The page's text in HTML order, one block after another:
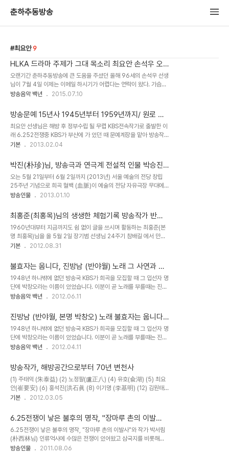
춘하추동방송
최요안 9
HLKA 드라마 주제가 그대 목소리 최요안 손석우 오
사라 1959년
오랜기간 춘하추동방송에 큰 도움을 주셨던 올해 96세의 손석우 선생
님이 7월 4일 이제는 이메일 하시기가 어렵다는 연락이 왔다. 가슴이
철렁하는 순간이었다. 찾아 뵙는 것도 실례일것 같아 사모님께 전화만
마 그대..
방송음악 백년 2015.07.10
방송문예 15년사 1945년부터 1959년까지/ 원로 방
송작가 최요안님 유고
최요안 선생님은 해방 후 정부수립 될 무렵 KBS전속작가로 출발한 이
래 6.252전쟁중 KBS가 부산에 가 있던 때 문예계장을 맡아 방송작
품에 심혈을 기울였습니다. 1960년대까지 KBS 작가실에서 작품 활
다. 이 글은 최요안 선..
기본 2013.02.04
박진(朴珍)님, 방송극과 연극계 전설적 인물 박승진
(朴勝進)
오는 5월 21일부터 6월 2일까지 (2013년) 서울 예술의 전당 창립
25주년 기념으로 희곡 혈백 (血脈)이 예술의 전당 자유극장 무대에
오른다. 해방된 조국에서 그때의 사회상을 희곡으로 엮어낸 혈맥은
품상과 연출 상을 수상한..
방송인물 2013.01.10
최홍준(최홍목)님의 생생한 체험기록 방송작가 반세
기 50년
1960년대부터 지금까지도 쉼 없이 글을 쓰시며 활동하는 최홍준(본
명 최홍목)님을 올 5월 2일 장기범 선생님 24주기 참배길 에서 만나
장시간에 걸쳐 여러 얘기를 나누었습니다. 1973년 공사 창립과 함께
기는 실로 오랫만이었습니다. 방송국에서 드라마나 다큐멘타리 등의
글을 쓰고 프로듀서로서 프로그램을 제작하면서 또 25년이라는 긴 세
월 대한뉴스 원고를 집필해 오셨습니다. 최근 에는 천주교 전국 평신도
협의회 회장직을 맡아 바쁘게 활동해 오신 얘기가 감동적이었습니다.
오래전에 방송작가 협회지에서 보았던 글이 생각나 그 글을 들추어 보
다. 누가 읽어도 재미있고 유익한 글..
기본 2012.08.31
불효자는 웁니다, 진방남 (반야월) 노래 그 사연과 함
께
1948년 하나밖에 없던 방송국 KBS가 희곡을 모집할 때 그 입선자 명
단에 박창오라는 이름이 있었습니다. 이분이 곧 노래를 부를때는 진방
남이고 노래 가사를 쓸때는 반야월이었던 바로 그 분이었습니다. 일제
이라 기성..
방송음악 백년 2012.06.11
진방남 (반야월, 본명 박창오) 노래 불효자는 웁니다.
.1948년 하나밖에 없던 방송국 KBS가 희곡을 모집할 때 그 입선자 명
단에 박창오라는 이름이 있었습니다. 이분이 곧 노래를 부를때는 진방
남이고 노래 가사를 쓸때는 반야월이었던 바로 그 분이었습니다. 일제
이라 기성..
방송음악 백년 2012.04.11
방송작가, 해방공간으로부터 70년 변천사
(1) 주태익 (朱泰益) (2) 노정팔(盧正八) (4) 유호(兪湖) (5) 최요
안(崔要安) (6) 홍석진(洪石眞 (8) 이기명 (李基明) (12) 김원태
(金元泰) (16) 신윤생(申允生) (17)추식(秋湜) (18) 정진건(鄭鎭
석(李仁石) (24) 김중희(金重熙) (26) 백승찬 (27) 이..
기본 2012.03.05
6.25전쟁이 낳은 불후의 명작, "장마루 촌의 이발
사"와 작가 박서림(朴西林)님
6.25전쟁이 낳은 불후의 명작, "장마루 촌의 이발사"와 작가 박서림
(朴西林님) 인류억사에 수많은 전쟁이 있어왔고 삼국지를 비롯해서
전쟁과 평화, 바람과 함께 사라지다. 등 수많은 불후의 문학 작품들이
방송인물 2011.08.06